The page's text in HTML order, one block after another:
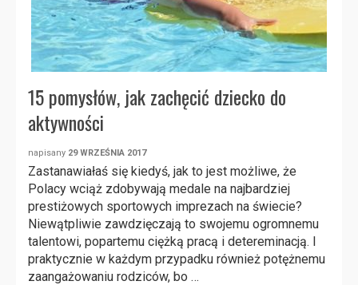
15 pomysłów, jak zachęcić dziecko do
aktywności
napisany 29 WRZEŚNIA 2017
Zastanawiałaś się kiedyś, jak to jest możliwe, że
Polacy wciąż zdobywają medale na najbardziej
prestiżowych sportowych imprezach na świecie?
Niewątpliwie zawdzięczają to swojemu ogromnemu
talentowi, popartemu ciężką pracą i detereminacją. I
praktycznie w każdym przypadku również potężnemu
zaangażowaniu rodziców, bo …